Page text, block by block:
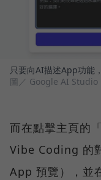
只要向AI描述App功能
圖／ Google AI Studio
而在點擊主頁的
Vibe Coding 的
App 預覽），並